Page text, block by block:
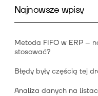
Najnowsze wpisy
Metoda FIFO w ERP –
stosować?
Błędy były częścią tej
Analiza danych na